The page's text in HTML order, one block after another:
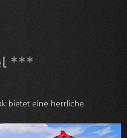
Laos
Burma
Philippinen
***
bietet eine herrliche